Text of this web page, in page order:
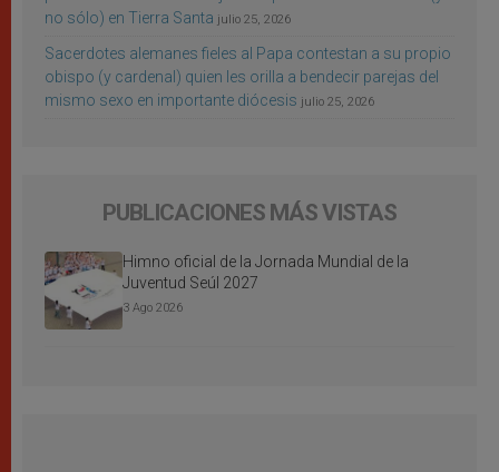
no sólo) en Tierra Santa julio 25, 2026
Sacerdotes alemanes fieles al Papa contestan a su propio
obispo (y cardenal) quien les orilla a bendecir parejas del
mismo sexo en importante diócesis julio 25, 2026
PUBLICACIONES MÁS VISTAS
Himno oficial de la Jornada Mundial de la
Juventud Seúl 2027
3 Ago 2026